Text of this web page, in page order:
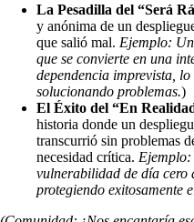
La Pesadilla del “Será
y anónima de un
que salió mal. Ejemplo:
que se convierte en una
dependencia imprevista,
solucionando problemas.)
El Éxito del “En
historia donde un
transcurrió sin problemas
necesidad crítica.
vulnerabilidad de día cero
protegiendo exitosamente